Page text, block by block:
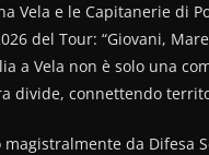
Vela e le Capitanerie di
del Tour: “Giovani,
a Vela non è solo una
divide, connettendo
magistralmente da Difesa